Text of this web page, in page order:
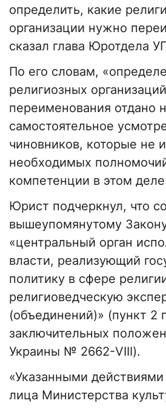
определить, какие
организации нужно
сказал глава Юротдела
По его словам,
религиозных
переименования отдано
самостоятельное
чиновников, которые не
необходимых
компетенции в этом
Юрист подчеркнул, что
вышеупомянутому
«центральный орган
власти, реализующий
политику в сфере
религиоведческую
(объединений)» (пункт 2
заключительных
Украины № 2662-VIII).
«Указанными
лица Министерства